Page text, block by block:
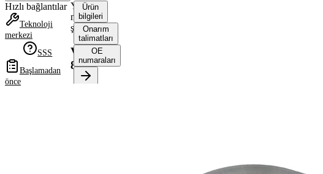
Hızlı bağlantılar
Teknoloji
merkezi
SSS
Başlamadan
önce
Yatak,
manuel
şanzıman
VKT
8629
Ürün
bilgileri
Onarım
talimatları
OE
numaraları